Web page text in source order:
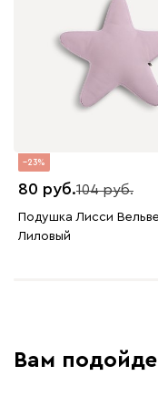
23
80 104
Подушка Лисси
Лиловый
Вам